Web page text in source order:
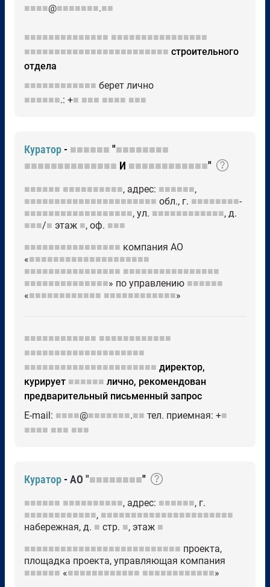
■■■■@■■■■■■■.■■
■■■■■■■■■■■■■■ ■■■■■■■■■■■■■■■■
■■■■■■■■■■■■■■■■■■■■■■■■ строительного
отдела
■■■■■■■■■■■■ берет лично
■■■■■■.: +■ ■■■ ■■■■ ■■■
Куратор - ■■■■■■ "■■■■■■■■
■■■■■■■■■■■■■■ И ■■■■■■■■■■■■"
■■■■■■ ■■■■■■■■■■, адрес: ■■■■■■,
■■■■■■■■■■■■■■■■■■■■■■ обл., г. ■■■■■■■■-
■■■■■■■■■■■■■■■■■■, ул. ■■■■■■■■■■■■, д.
■■■/■ этаж ■, оф. ■■■
■■■■■■■■■■■■■■■■ компания АО
«■■■■■■■■■■■■■■■■■■■■
■■■■■■■■■■■■■■■■ ■■■■■■■■■■■■■■■■
■■■■■■■■■■■■■■» по управлению ■■■■■■
«■■■■■■■■■■■■ ■■■■■■■■■■■■»
■■■■■■■■■■■■ ■■■■■■■■■■■■
■■■■■■■■■■■■■■■■■■■■
■■■■■■■■■■■■■■■■■■■■■■ директор,
курирует ■■■■■■ лично, рекомендован
предварительный письменный запрос
E-mail: ■■■■@■■■■■■■.■■ тел. приемная: +■
■■■■ ■■■ ■■■
Куратор - АО "■■■■■■■■"
■■■■■■ ■■■■■■■■■■, адрес: ■■■■■■, г.
■■■■■■■■■■■■, ■■■■■■■■■■■■■■■■■■■■■■
набережная, д. ■ стр. ■, этаж ■
■■■■■■■■■■■■■■■■■■■■■■■■■■ проекта,
площадка проекта, управляющая компания
■■■■■■ «■■■■■■■■■■■■ ■■■■■■■■■■■■»